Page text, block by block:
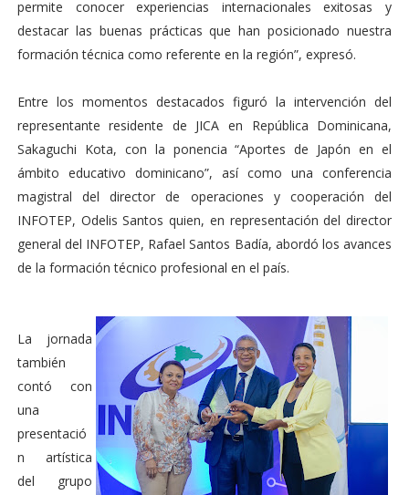
permite conocer experiencias internacionales exitosas y
destacar las buenas prácticas que han posicionado nuestra
formación técnica como referente en la región”, expresó.
Entre los momentos destacados figuró la intervención del
representante residente de JICA en República Dominicana,
Sakaguchi Kota, con la ponencia “Aportes de Japón en el
ámbito educativo dominicano”, así como una conferencia
magistral del director de operaciones y cooperación del
INFOTEP, Odelis Santos quien, en representación del director
general del INFOTEP, Rafael Santos Badía, abordó los avances
de la formación técnico profesional en el país.
La jornada
también
contó con
una
presentació
n artística
del grupo